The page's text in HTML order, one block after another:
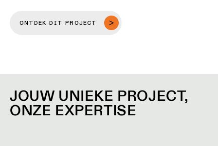
ONTDEK DIT PROJECT
JOUW UNIEKE PROJECT,
ONZE EXPERTISE